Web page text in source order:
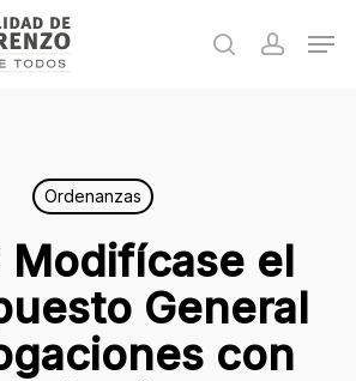
search
Ordenanzas
Modifícase el
General
con